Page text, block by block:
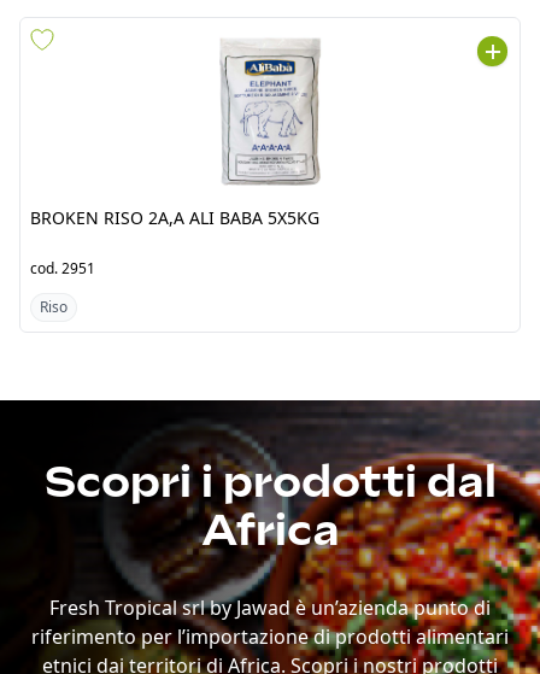
BROKEN RISO 2A,A ALI
cod.2951
Riso
BROKEN RISO 2A,A ALI
Scopri i prodotti dal
Africa
Fresh Tropical srl by Jawad è un’azienda punto di
riferimento per l’importazione di prodotti alimentari
etnici dai territori di Africa. Scopri i nostri prodotti